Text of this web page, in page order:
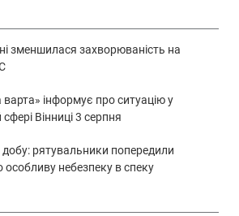
зменшилася захворюваність на
інформує про ситуацію у
Вінниці 3 серпня
рятувальники попередили
особливу небезпеку в спеку